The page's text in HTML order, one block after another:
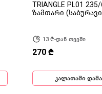
TRIANGLE PL01
ზამთარი
13 ₾-დან თვეში
270 ₾
კალათაში